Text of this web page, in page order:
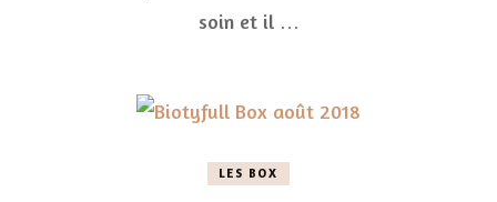
soin et il …
LES BOX